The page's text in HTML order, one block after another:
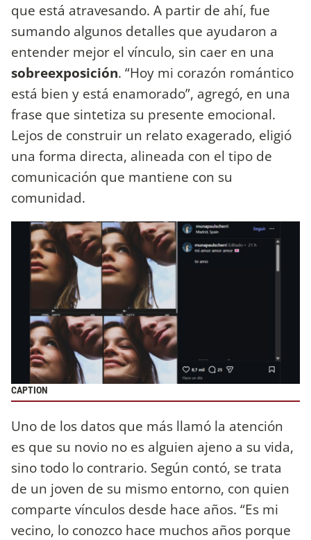
que está atravesando. A partir de ahí, fue
sumando algunos detalles que ayudaron a
entender mejor el vínculo, sin caer en una
sobreexposición. “Hoy mi corazón romántico
está bien y está enamorado”, agregó, en una
frase que sintetiza su presente emocional.
Lejos de construir un relato exagerado, eligió
una forma directa, alineada con el tipo de
comunicación que mantiene con su
comunidad.
CAPTION
Uno de los datos que más llamó la atención
es que su novio no es alguien ajeno a su vida,
sino todo lo contrario. Según contó, se trata
de un joven de su mismo entorno, con quien
comparte vínculos desde hace años. “Es mi
vecino, lo conozco hace muchos años porque